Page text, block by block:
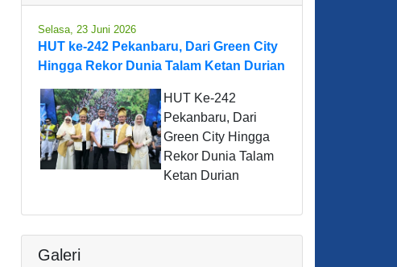
Selasa, 23 Juni 2026
HUT ke-242 Pekanbaru, Dari Green City
Hingga Rekor Dunia Talam Ketan Durian
HUT Ke-242
Pekanbaru, Dari
Green City Hingga
Rekor Dunia Talam
Ketan Durian
Galeri